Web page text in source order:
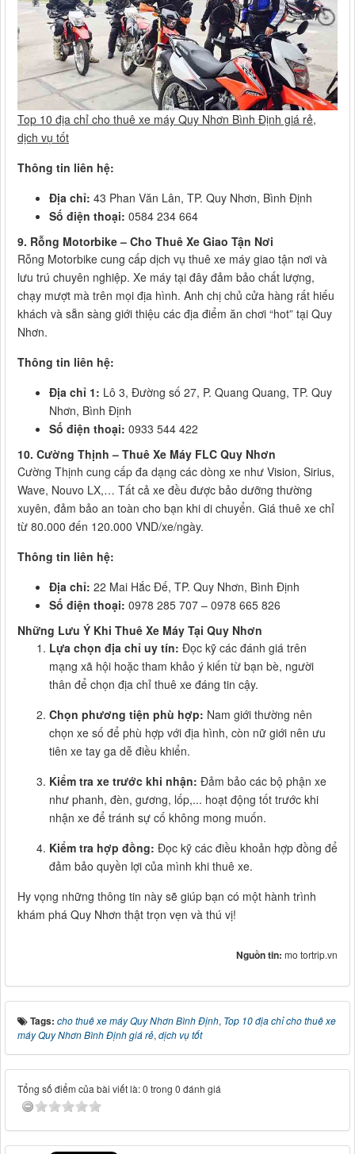
Top 10 địa chỉ cho thuê xe máy Quy Nhơn Bình Định giá rẻ,
dịch vụ tốt
Thông tin liên hệ:
Địa chỉ: 43 Phan Văn Lân, TP. Quy Nhơn, Bình Định
Số điện thoại: 0584 234 664
9. Rỗng Motorbike – Cho Thuê Xe Giao Tận Nơi
Rỗng Motorbike cung cấp dịch vụ thuê xe máy giao tận nơi và
lưu trú chuyên nghiệp. Xe máy tại đây đảm bảo chất lượng,
chạy mượt mà trên mọi địa hình. Anh chị chủ cửa hàng rất hiếu
khách và sẵn sàng giới thiệu các địa điểm ăn chơi “hot” tại Quy
Nhơn.
Thông tin liên hệ:
Địa chỉ 1: Lô 3, Đường số 27, P. Quang Quang, TP. Quy
Nhơn, Bình Định
Số điện thoại: 0933 544 422
10. Cường Thịnh – Thuê Xe Máy FLC Quy Nhơn
Cường Thịnh cung cấp đa dạng các dòng xe như Vision, Sirius,
Wave, Nouvo LX,… Tất cả xe đều được bảo dưỡng thường
xuyên, đảm bảo an toàn cho bạn khi di chuyển. Giá thuê xe chỉ
từ 80.000 đến 120.000 VND/xe/ngày.
Thông tin liên hệ:
Địa chỉ: 22 Mai Hắc Đế, TP. Quy Nhơn, Bình Định
Số điện thoại: 0978 285 707 – 0978 665 826
Những Lưu Ý Khi Thuê Xe Máy Tại Quy Nhơn
Lựa chọn địa chỉ uy tín: Đọc kỹ các đánh giá trên
mạng xã hội hoặc tham khảo ý kiến từ bạn bè, người
thân để chọn địa chỉ thuê xe đáng tin cậy.
Chọn phương tiện phù hợp: Nam giới thường nên
chọn xe số để phù hợp với địa hình, còn nữ giới nên ưu
tiên xe tay ga dễ điều khiển.
Kiểm tra xe trước khi nhận: Đảm bảo các bộ phận xe
như phanh, đèn, gương, lốp,... hoạt động tốt trước khi
nhận xe để tránh sự cố không mong muốn.
Kiểm tra hợp đồng: Đọc kỹ các điều khoản hợp đồng để
đảm bảo quyền lợi của mình khi thuê xe.
Hy vọng những thông tin này sẽ giúp bạn có một hành trình
khám phá Quy Nhơn thật trọn vẹn và thú vị!
Nguồn tin: mo tortrip.vn
Tags: cho thuê xe máy Quy Nhơn Bình Định, Top 10 địa chỉ cho thuê xe
máy Quy Nhơn Bình Định giá rẻ, dịch vụ tốt
Tổng số điểm của bài viết là: 0 trong 0 đánh giá